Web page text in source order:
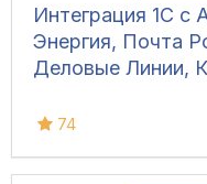
Интеграция 1С с
Энергия, Почта
Деловые Линии,
74